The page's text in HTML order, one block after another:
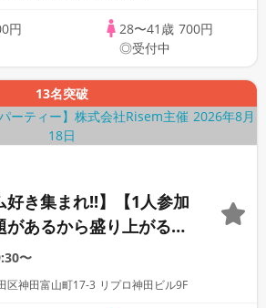
円
28〜41歳 700円
◎受付中
13名突破
好き集まれ!!】【1人参加
があるから盛り上がる│
話ができます│連絡先
〜
区神田富山町17-3 リプロ神田ビル9F